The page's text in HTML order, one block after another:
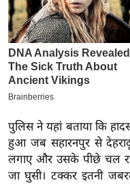
0
2
6
क्रा
इ
म
ई
-
पे
प
पुलिस ने यहां बताया कि
हुआ जब सहारनपुर से
लगाए और उसके पीछे चल
जा घुसी। टक्कर इतनी